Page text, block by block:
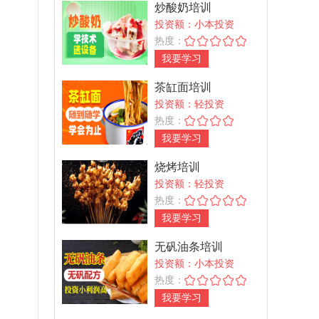
炒酸奶培训
投资额：小本投资
热度：
我要学习
茶缸面培训
投资额：轻投资
热度：
我要学习
烧烤培训
投资额：轻投资
热度：
我要学习
无矾油条培训
投资额：小本投资
热度：
我要学习